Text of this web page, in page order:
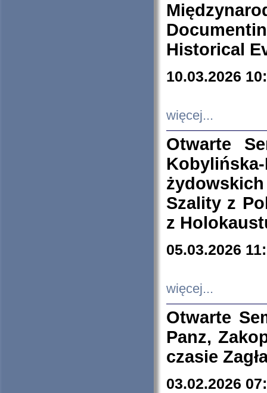
Historical
10.03.2026
więcej...
Otwarte
Szality z
z
05.03.2026
więcej...
Otwarte
Panz,
czasie
03.02.2026